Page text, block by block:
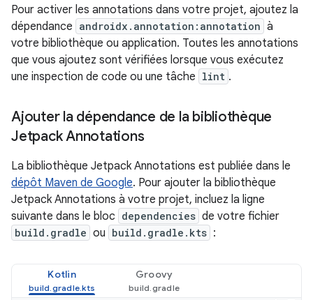
Pour activer les annotations dans votre projet, ajoutez la
dépendance androidx.annotation:annotation à
votre bibliothèque ou application. Toutes les annotations
que vous ajoutez sont vérifiées lorsque vous exécutez
une inspection de code ou une tâche lint .
Ajouter la dépendance de la bibliothèque
Jetpack Annotations
La bibliothèque Jetpack Annotations est publiée dans le
dépôt Maven de Google. Pour ajouter la bibliothèque
Jetpack Annotations à votre projet, incluez la ligne
suivante dans le bloc dependencies de votre fichier
build.gradle ou build.gradle.kts :
Kotlin Groovy